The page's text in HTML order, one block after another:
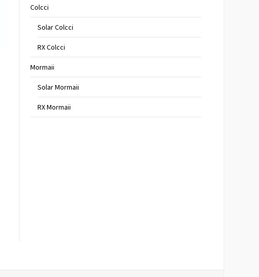
Colcci
Solar Colcci
RX Colcci
Mormaii
Solar Mormaii
RX Mormaii